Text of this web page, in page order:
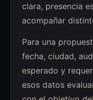
clara, presencia
acompañar
Para una
fecha, ciudad,
esperado y
esos datos